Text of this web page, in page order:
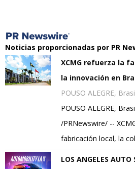
Noticias proporcionadas por PR
XCMG refuerza la
la innovación en
POUSO ALEGRE,
POUSO ALEGRE,
/PRNewswire/ --
fabricación local, la
LOS ANGELES